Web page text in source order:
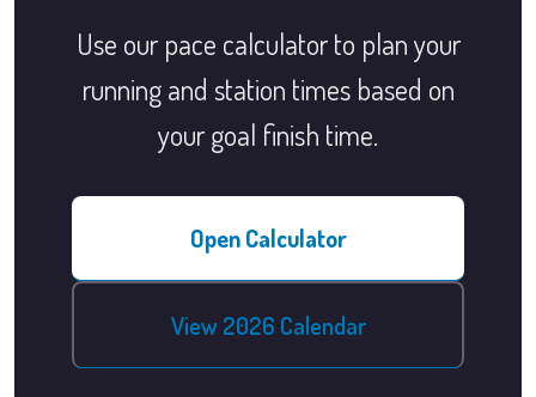
Use our pace calculator to plan your
running and station times based on
your goal finish time.
Open Calculator
View 2026 Calendar